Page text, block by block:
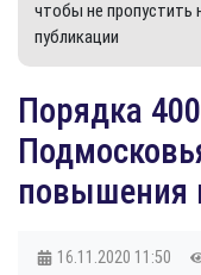
чтобы не пропустить
публикации
Порядка
повышения
16.11.2020 11:50